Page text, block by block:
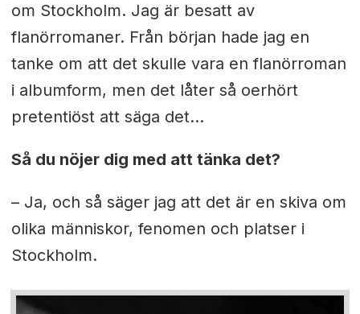
om Stockholm. Jag är besatt av
flanörromaner. Från början hade jag en
tanke om att det skulle vara en flanörroman
i albumform, men det låter så oerhört
pretentiöst att säga det…
Så du nöjer dig med att tänka det?
– Ja, och så säger jag att det är en skiva om
olika människor, fenomen och platser i
Stockholm.